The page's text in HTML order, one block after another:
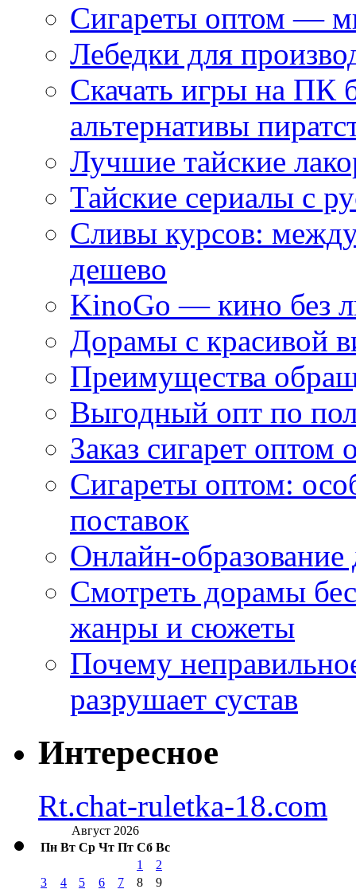
Сигареты оптом —
Лебедки для
Скачать игры на ПК
альтернативы
Лучшие тайские
Тайские сериалы с
Сливы курсов:
дешево
KinoGo — кино без
Дорамы с красивой
Преимущества
Выгодный опт по
Заказ сигарет оптом
Сигареты оптом:
поставок
Онлайн-
Смотреть дорамы
жанры и сюжеты
Почему
разрушает сустав
Интересное
Rt.chat-ruletka-18.com
Август 2026
Пн Вт Ср Чт Пт Сб Вс
1
2
3
4 5 6 7 8
9